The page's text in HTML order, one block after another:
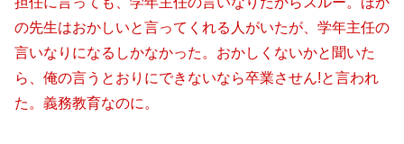
の先生はおかしいと言ってくれる人がいたが、学年主任の
言いなりになるしかなかった。おかしくないかと聞いた
ら、俺の言うとおりにできないなら卒業させん!と言われ
た。義務教育なのに。